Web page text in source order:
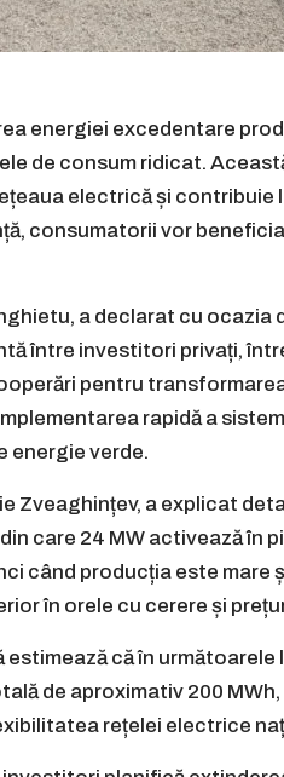
energiei excedentare
de consum ridicat.
electrică și contribuie
consumatorii vor
a declarat cu
între investitori privați,
pentru
rapidă a
energie verde.
Zveaghințev, a explicat
care 24 MW activează în
când producția este
în orele cu cerere și
că în
de aproximativ 200
rețelei electrice